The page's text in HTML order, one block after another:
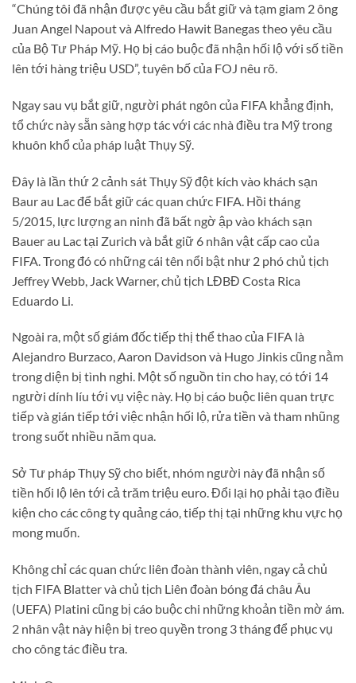
“Chúng tôi đã nhận được yêu cầu bắt giữ và tạm giam 2 ông
Juan Angel Napout và Alfredo Hawit Banegas theo yêu cầu
của Bộ Tư Pháp Mỹ. Họ bị cáo buộc đã nhận hối lộ với số tiền
lên tới hàng triệu USD”, tuyên bố của FOJ nêu rõ.
Ngay sau vụ bắt giữ, người phát ngôn của FIFA khẳng định,
tổ chức này sẵn sàng hợp tác với các nhà điều tra Mỹ trong
khuôn khổ của pháp luật Thụy Sỹ.
Đây là lần thứ 2 cảnh sát Thụy Sỹ đột kích vào khách sạn
Baur au Lac để bắt giữ các quan chức FIFA. Hồi tháng
5/2015, lực lượng an ninh đã bất ngờ ập vào khách sạn
Bauer au Lac tại Zurich và bắt giữ 6 nhân vật cấp cao của
FIFA. Trong đó có những cái tên nổi bật như 2 phó chủ tịch
Jeffrey Webb, Jack Warner, chủ tịch LĐBĐ Costa Rica
Eduardo Li.
Ngoài ra, một số giám đốc tiếp thị thể thao của FIFA là
Alejandro Burzaco, Aaron Davidson và Hugo Jinkis cũng nằm
trong diện bị tình nghi. Một số nguồn tin cho hay, có tới 14
người dính líu tới vụ việc này. Họ bị cáo buộc liên quan trực
tiếp và gián tiếp tới việc nhận hối lộ, rửa tiền và tham nhũng
trong suốt nhiều năm qua.
Sở Tư pháp Thụy Sỹ cho biết, nhóm người này đã nhận số
tiền hối lộ lên tới cả trăm triệu euro. Đổi lại họ phải tạo điều
kiện cho các công ty quảng cáo, tiếp thị tại những khu vực họ
mong muốn.
Không chỉ các quan chức liên đoàn thành viên, ngay cả chủ
tịch FIFA Blatter và chủ tịch Liên đoàn bóng đá châu Âu
(UEFA) Platini cũng bị cáo buộc chi những khoản tiền mờ ám.
2 nhân vật này hiện bị treo quyền trong 3 tháng để phục vụ
cho công tác điều tra.